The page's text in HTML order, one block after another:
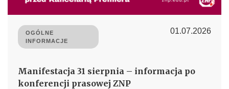
OGÓLNE
INFORMACJE
01.07.2026
Manifestacja 31 sierpnia – informacja po
konferencji prasowej ZNP